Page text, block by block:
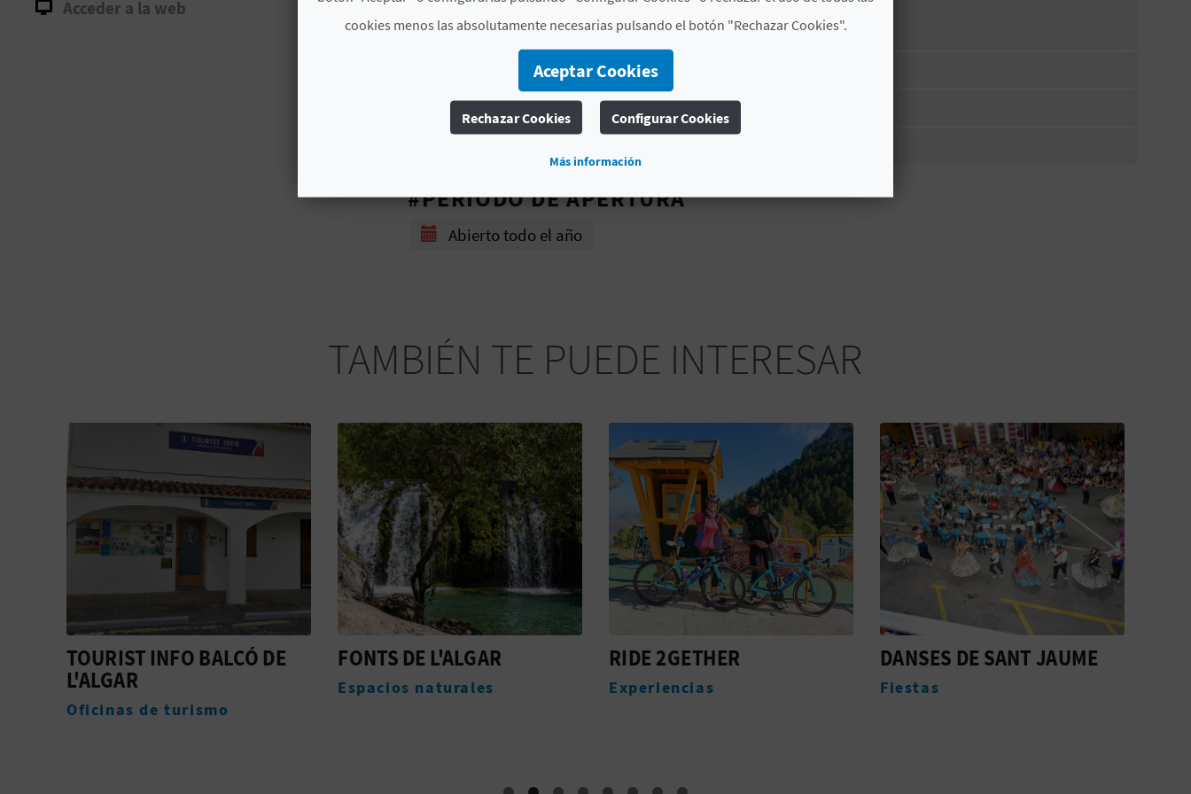
Acceder a la web
Número de plazas en
acampada libre
30
Número total de plazas
165
Categoría camping
Dos estrellas
#PERÍODO DE APERTURA
Abierto todo el año
TAMBIÉN TE PUEDE INTERESAR
TOURIST INFO BALCÓ DE
L'ALGAR
Oficinas de turismo
FONTS DE L'ALGAR
Espacios naturales
RIDE 2GETHER
Experiencias
DANSES DE SANT JAUME
Fiestas
cookies menos las absolutamente necesarias pulsando el botón "Rechazar Cookies".
Aceptar Cookies
Rechazar Cookies Configurar Cookies
Más información